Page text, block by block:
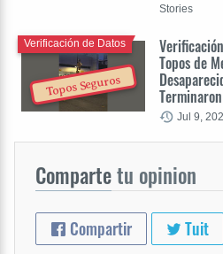
Stories
Topos Seguros
Topos de
Verificación de Datos
Jul 9,
Compartetu opinion
Compartir Tuit